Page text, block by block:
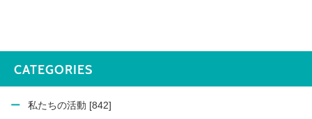
CATEGORIES
私たちの活動 [842]